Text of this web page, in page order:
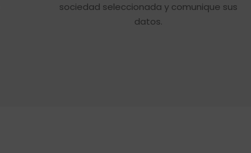
sociedad seleccionada y comunique sus
datos.